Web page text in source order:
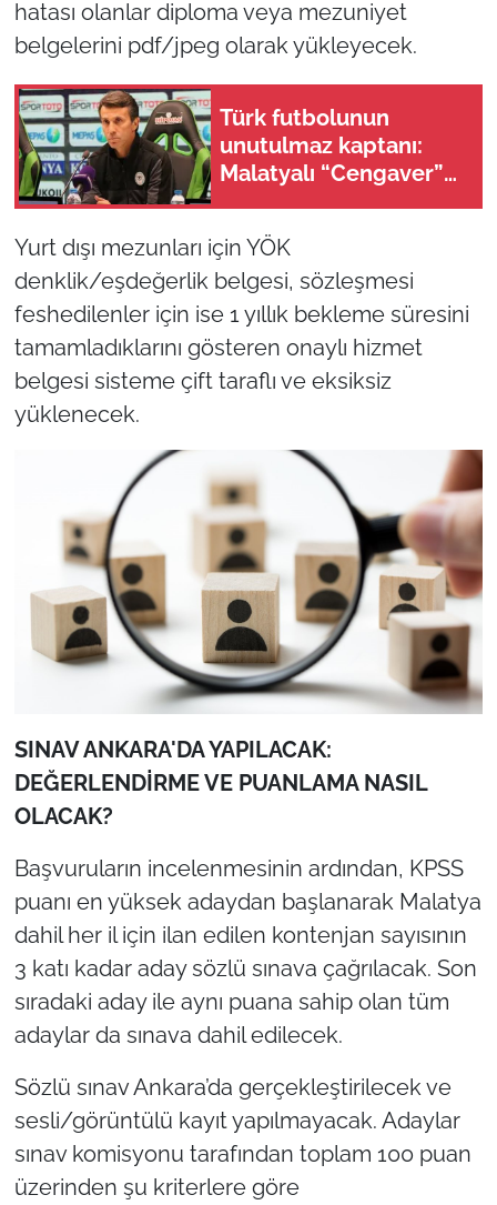
hatası olanlar diploma veya mezuniyet
belgelerini pdf/jpeg olarak yükleyecek.
Türk futbolunun
unutulmaz kaptanı:
Malatyalı “Cengaver”
ilham veren hikayesi
Yurt dışı mezunları için YÖK
denklik/eşdeğerlik belgesi, sözleşmesi
feshedilenler için ise 1 yıllık bekleme süresini
tamamladıklarını gösteren onaylı hizmet
belgesi sisteme çift taraflı ve eksiksiz
yüklenecek.
SINAV ANKARA'DA YAPILACAK:
DEĞERLENDİRME VE PUANLAMA NASIL
OLACAK?
Başvuruların incelenmesinin ardından, KPSS
puanı en yüksek adaydan başlanarak Malatya
dahil her il için ilan edilen kontenjan sayısının
3 katı kadar aday sözlü sınava çağrılacak. Son
sıradaki aday ile aynı puana sahip olan tüm
adaylar da sınava dahil edilecek.
Sözlü sınav Ankara’da gerçekleştirilecek ve
sesli/görüntülü kayıt yapılmayacak. Adaylar
sınav komisyonu tarafından toplam 100 puan
üzerinden şu kriterlere göre